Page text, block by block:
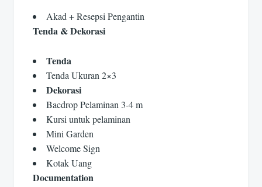
Akad + Resepsi Pengantin
Tenda & Dekorasi
Tenda
Tenda Ukuran 2×3
Dekorasi
Bacdrop Pelaminan 3-4 m
Kursi untuk pelaminan
Mini Garden
Welcome Sign
Kotak Uang
Documentation